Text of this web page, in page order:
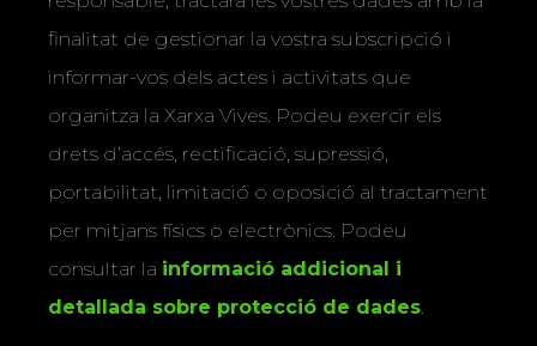
finalitat de gestionar la vostra subscripció i
informar-vos dels actes i activitats que
organitza la Xarxa Vives. Podeu exercir els
drets d’accés, rectificació, supressió,
portabilitat, limitació o oposició al tractament
per mitjans físics o electrònics. Podeu
consultar la informació addicional i
detallada sobre protecció de dades.